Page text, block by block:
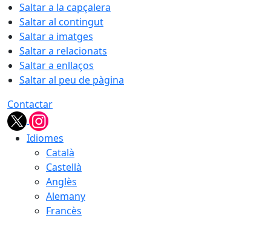
Saltar a la capçalera
Saltar al contingut
Saltar a imatges
Saltar a relacionats
Saltar a enllaços
Saltar al peu de pàgina
Contactar
Idiomes
Català
Castellà
Anglès
Alemany
Francès